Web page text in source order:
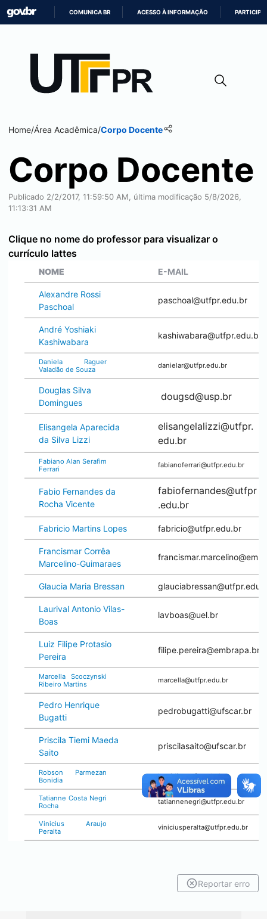
CONTEÚDO
COMUNICA BR ACESSO À INFORMAÇÃO PARTICIPE
Home/Área Acadêmica/Corpo Docente
Corpo Docente
Publicado 2/2/2017, 11:59:50 AM, última modificação 5/8/2026,
11:13:31 AM
Clique no nome do professor para visualizar o
currículo lattes
NOME E-MAIL
Alexandre Rossi
Paschoal
paschoal@utfpr.edu.br
André Yoshiaki
Kashiwabara
kashiwabara@utfpr.edu.br
Daniela Raguer
Valadão de Souza
danielar@utfpr.edu.br
Douglas Silva
Domingues
dougsd@usp.br
Elisangela Aparecida
da Silva Lizzi
elisangelalizzi@utfpr.
edu.br
Fabiano Alan Serafim
Ferrari
fabianoferrari@utfpr.edu.br
Fabio Fernandes da
Rocha Vicente
fabiofernandes@utfpr
.edu.br
Fabricio Martins Lopes fabricio@utfpr.edu.br
Francismar Corrêa
Marcelino-Guimaraes
Glaucia Maria Bressan
Laurival Antonio Vilas-
Boas
lavboas@uel.br
Luiz Filipe Protasio
Pereira
filipe.pereira@embrapa.br
Marcella Scoczynski
Ribeiro Martins
marcella@utfpr.edu.br
Pedro Henrique
Bugatti
pedrobugatti@ufscar.br
Priscila Tiemi Maeda
Saito
priscilasaito@ufscar.br
Robson Parmezan
Bonidia
bonidia@utfpr.edu.br
Tatianne Costa Negri
Rocha
tatiannenegri@utfpr.edu.br
Vinicius Araujo
Peralta
viniciusperalta@utfpr.edu.br
Reportar erro